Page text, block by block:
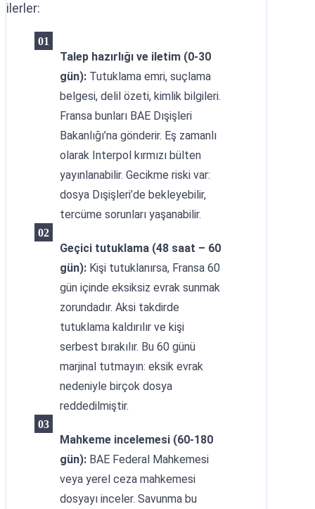
ilerler:
Talep hazırlığı ve iletim (0-30
gün): Tutuklama emri, suçlama
belgesi, delil özeti, kimlik bilgileri.
Fransa bunları BAE Dışişleri
Bakanlığı’na gönderir. Eş zamanlı
olarak Interpol kırmızı bülten
yayınlanabilir. Gecikme riski var:
dosya Dışişleri’de bekleyebilir,
tercüme sorunları yaşanabilir.
Geçici tutuklama (48 saat – 60
gün): Kişi tutuklanırsa, Fransa 60
gün içinde eksiksiz evrak sunmak
zorundadır. Aksi takdirde
tutuklama kaldırılır ve kişi
serbest bırakılır. Bu 60 günü
marjinal tutmayın: eksik evrak
nedeniyle birçok dosya
reddedilmiştir.
Mahkeme incelemesi (60-180
gün): BAE Federal Mahkemesi
veya yerel ceza mahkemesi
dosyayı inceler. Savunma bu